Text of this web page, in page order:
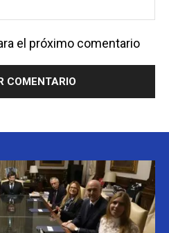
el próximo comentario